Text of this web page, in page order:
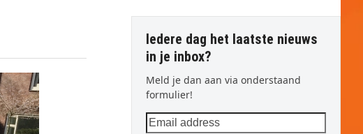
Iedere dag het laatste nieuws
in je inbox?
Meld je dan aan via onderstaand
formulier!
Email